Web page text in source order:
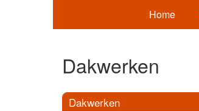
Home
Dakwerken
Dakwerken